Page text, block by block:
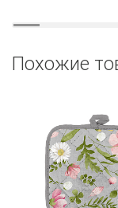
Похожие